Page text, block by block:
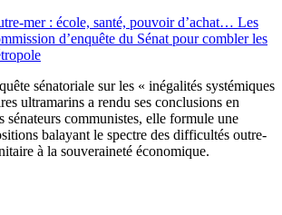
mer : école, santé, pouvoir d’achat… Les
d’enquête du Sénat pour combler les
sénatoriale sur les « inégalités systémiques
ultramarins a rendu ses conclusions en
sénateurs communistes, elle formule une
balayant le spectre des difficultés outre-
à la souveraineté économique.